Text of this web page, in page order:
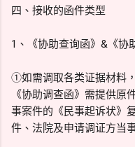
四、接收的函件类型
1、《协助查询函》&《协
①如需调取各类证据材料
《协助调查函》需提供原
事案件的《民事起诉状》
件、法院及申请调证方当